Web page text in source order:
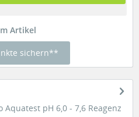
Artikel
sichern**
pH 6,0 - 7,6 Reagenz